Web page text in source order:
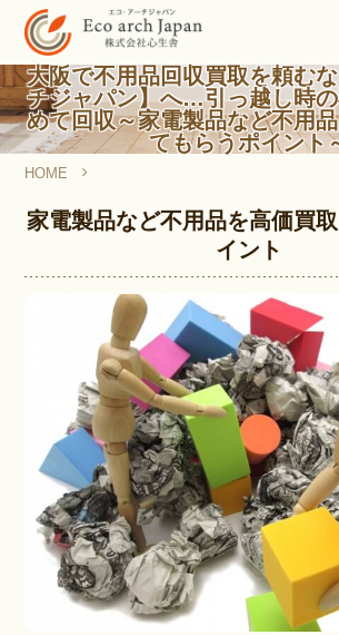
大阪で不用品回収買取を頼む
チジャパン】へ…引っ越し時
めて回収～家電製品など不用
てもらうポイント
HOME
家電製品など不用品を高価買
イント